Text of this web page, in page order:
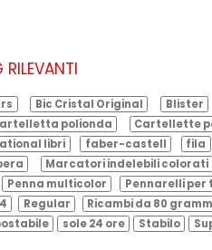
Bic Cristal Original Blister
polionda Cartellette
libri faber-castell fila
Marcatori indelebili colorati
Penna multicolor Pennarelli per
Regular Ricambi da 80
sole 24 ore Stabilo